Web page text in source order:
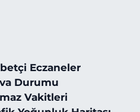
Eczaneler
Durumu
Vakitleri